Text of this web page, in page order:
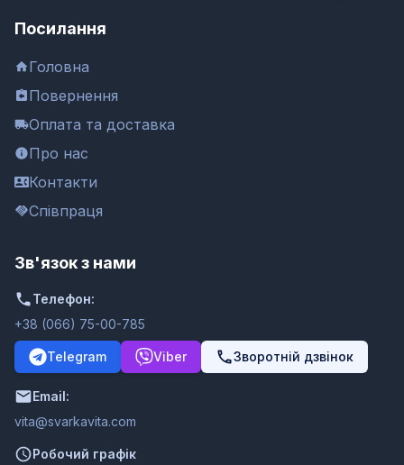
Посилання
Головна
Повернення
Оплата та доставка
Про нас
Контакти
Співпраця
Зв'язок з нами
Телефон:
+38 (066) 75-00-785
Telegram Viber Зворотній дзвінок
Email:
moc.ativakravs@ativ
Робочий графік